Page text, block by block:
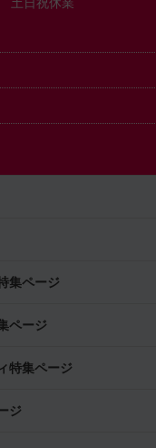
土日祝休業
集ページ
ページ
特集ページ
ジ